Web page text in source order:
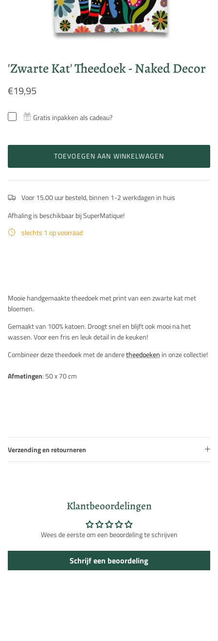
'Zwarte Kat' Theedoek - Naked Decor
€19,95
Gratis inpakken als cadeau?
TOEVOEGEN AAN WINKELWAGEN
Voor 15.00 uur besteld, binnen 1-2 werkdagen in huis
Afhaling is beschikbaar bij SuperMatique!
slechts 1 op voorraad
Beschrijving
Mooie handgemaakte theedoek met print van een zwarte kat met
bloemen.
Gemaakt van 100% katoen. Droogt snel en blijft ook mooi na het
wassen. Voor een fris en leuk detail in de keuken!
Combineer deze theedoek met de anderetheedoeken in onze collectie!
Afmetingen: 50 x 70 cm
Verzending en retourneren
Klantbeoordelingen
Wees de eerste om een beoordeling te schrijven
Schrijf een beoordeling